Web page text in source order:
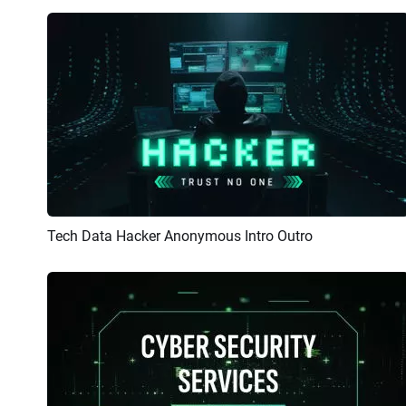
Previsualizar Crear IA
Tech Data Hacker Anonymous Intro Outro